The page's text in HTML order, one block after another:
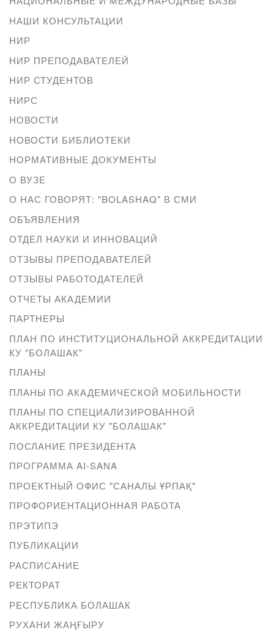
НАШИ КОНСУЛЬТАЦИИ
НИР
НИР ПРЕПОДАВАТЕЛЕЙ
НИР СТУДЕНТОВ
НИРС
НОВОСТИ
НОВОСТИ БИБЛИОТЕКИ
НОРМАТИВНЫЕ ДОКУМЕНТЫ
О ВУЗЕ
О НАС ГОВОРЯТ: "BOLASHAQ" В СМИ
ОБЪЯВЛЕНИЯ
ОТДЕЛ НАУКИ И ИННОВАЦИЙ
ОТЗЫВЫ ПРЕПОДАВАТЕЛЕЙ
ОТЗЫВЫ РАБОТОДАТЕЛЕЙ
ОТЧЕТЫ АКАДЕМИИ
ПАРТНЕРЫ
ПЛАН ПО ИНСТИТУЦИОНАЛЬНОЙ АККРЕДИТАЦИИ
КУ "БОЛАШАК"
ПЛАНЫ
ПЛАНЫ ПО АКАДЕМИЧЕСКОЙ МОБИЛЬНОСТИ
ПЛАНЫ ПО СПЕЦИАЛИЗИРОВАННОЙ
АККРЕДИТАЦИИ КУ "БОЛАШАК"
ПОСЛАНИЕ ПРЕЗИДЕНТА
ПРОГРАММА AI-SANA
ПРОЕКТНЫЙ ОФИС "САНАЛЫ ҰРПАҚ"
ПРОФОРИЕНТАЦИОННАЯ РАБОТА
ПРЭТИПЭ
ПУБЛИКАЦИИ
РАСПИСАНИЕ
РЕКТОРАТ
РЕСПУБЛИКА БОЛАШАК
РУХАНИ ЖАҢҒЫРУ